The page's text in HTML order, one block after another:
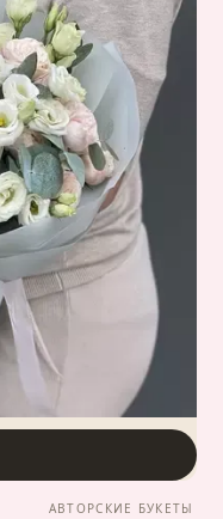
АВТОРСКИЕ БУКЕТЫ